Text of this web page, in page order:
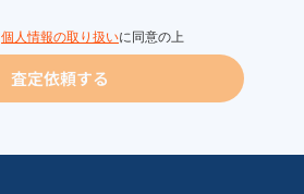
個人情報の取り扱いに同意の上
査定依頼する